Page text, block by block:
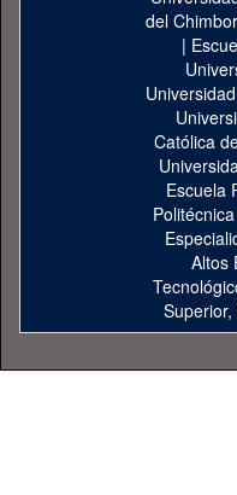
del
|
Católica
Escuela
Altos